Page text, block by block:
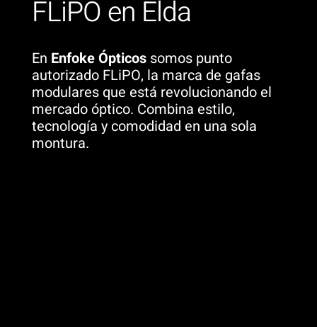
FLiPO en Elda
En Enfoke Ópticossomos punto
autorizado FLiPO, la marca de gafas
modulares que está revolucionando el
mercado óptico. Combina estilo,
tecnología y comodidad en una sola
montura.